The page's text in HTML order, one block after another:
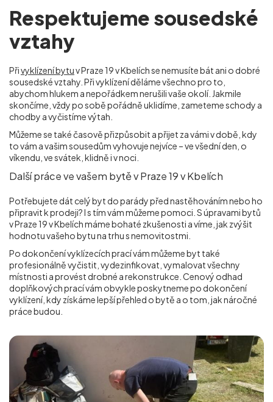
Respektujeme sousedské
vztahy
Přivyklízení bytuv Praze 19 v Kbelích se nemusíte bát ani o dobré
sousedské vztahy. Při vyklízení děláme všechno pro to,
abychom hlukem a nepořádkem nerušili vaše okolí. Jakmile
skončíme, vždy po sobě pořádně uklidíme, zameteme schody a
chodby a vyčistíme výtah.
Můžeme se také časově přizpůsobit a přijet za vámi v době, kdy
to vám a vašim sousedům vyhovuje nejvíce – ve všední den, o
víkendu, ve svátek, klidně i v noci.
Další práce ve vašem bytě v Praze 19 v Kbelích
Potřebujete dát celý byt do parády před nastěhováním nebo ho
připravit k prodeji? I s tím vám můžeme pomoci. S úpravami bytů
v Praze 19 v Kbelích máme bohaté zkušenosti a víme, jak zvýšit
hodnotu vašeho bytu na trhu s nemovitostmi.
Po dokončení vyklízecích prací vám můžeme byt také
profesionálně vyčistit, vydezinfikovat, vymalovat všechny
místnosti a provést drobné a rekonstrukce. Cenový odhad
doplňkových prací vám obvykle poskytneme po dokončení
vyklízení, kdy získáme lepší přehled o bytě a o tom, jak náročné
práce budou.